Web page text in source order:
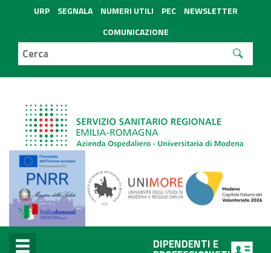
URP SEGNALA NUMERI UTILI PEC
NEWSLETTER
COMUNICAZIONE
DIPENDENTI E